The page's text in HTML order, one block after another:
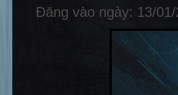
Đăng vào ngày: 13/